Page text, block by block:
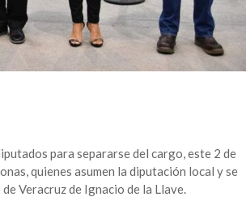
para separarse del cargo, este 2 de
quienes asumen la diputación local y se
Veracruz de Ignacio de la Llave.